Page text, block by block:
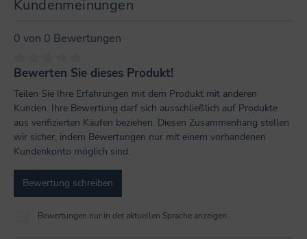
Kundenmeinungen
0 von 0 Bewertungen
Durchschnittliche Bewertung von 0 von 5 Sternen
Bewerten Sie dieses Produkt!
Teilen Sie Ihre Erfahrungen mit dem Produkt mit anderen
Kunden. Ihre Bewertung darf sich ausschließlich auf Produkte
aus verifizierten Käufen beziehen. Diesen Zusammenhang stellen
wir sicher, indem Bewertungen nur mit einem vorhandenen
Kundenkonto möglich sind.
Bewertung schreiben
Bewertungen nur in der aktuellen Sprache anzeigen.